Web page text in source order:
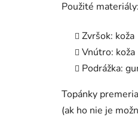
Použité materiály:
Zvršok: koža
Vnútro: koža
Podrážka:
Topánky
(ak ho nie je